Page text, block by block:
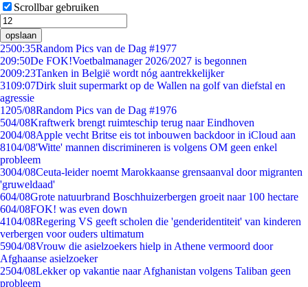
Scrollbar gebruiken
opslaan
2500:35Random Pics van de Dag #1977
209:50De FOK!Voetbalmanager 2026/2027 is begonnen
2009:23Tanken in België wordt nóg aantrekkelijker
3109:07Dirk sluit supermarkt op de Wallen na golf van diefstal en
agressie
1205/08Random Pics van de Dag #1976
504/08Kraftwerk brengt ruimteschip terug naar Eindhoven
2004/08Apple vecht Britse eis tot inbouwen backdoor in iCloud aan
8104/08'Witte' mannen discrimineren is volgens OM geen enkel
probleem
3004/08Ceuta-leider noemt Marokkaanse grensaanval door migranten
'gruweldaad'
604/08Grote natuurbrand Boschhuizerbergen groeit naar 100 hectare
604/08FOK! was even down
4104/08Regering VS geeft scholen die 'genderidentiteit' van kinderen
verbergen voor ouders ultimatum
5904/08Vrouw die asielzoekers hielp in Athene vermoord door
Afghaanse asielzoeker
2504/08Lekker op vakantie naar Afghanistan volgens Taliban geen
probleem